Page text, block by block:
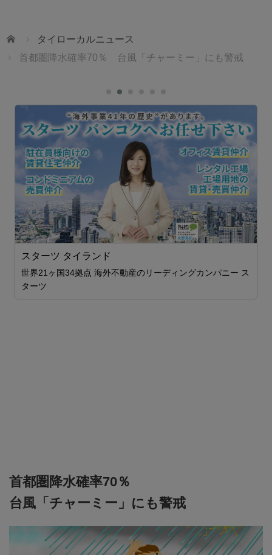
ホーム
タイローカルニュース
首都圏降水確率70％ 台風「チャーミー」にも警戒
スターツ タイランド
世界21ヶ国34拠点 海外不動産のリーディングカンパニー ス
ターツ
首都圏降水確率70％
台風「チャーミー」にも警戒